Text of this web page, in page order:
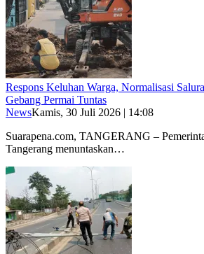
Respons Keluhan Warga, Normalisasi
Gebang Permai Tuntas
NewsKamis, 30 Juli 2026 | 14:08
Suarapena.com, TANGERANG –
Tangerang menuntaskan…